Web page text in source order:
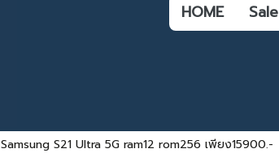
HOME Sale
Samsung S21 Ultra 5G ram12 rom256 เพียง15900.-